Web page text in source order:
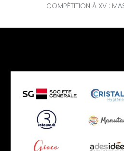
COMPÉTITION À XV :